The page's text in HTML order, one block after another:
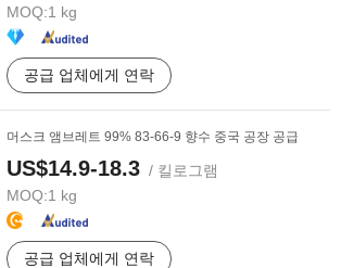
MOQ:1 kg
공급 업체에게 연락
머스크 앰브레트 99% 83-66-9 향수 중국 공장 공급
US$14.9-18.3 / 킬로그램
MOQ:1 kg
공급 업체에게 연락